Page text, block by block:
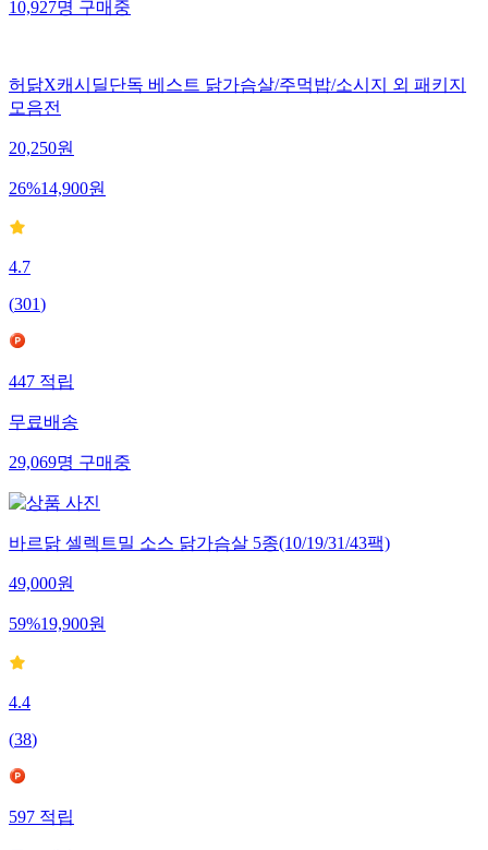
10,927명 구매중
허닭X캐시딜단독 베스트 닭가슴살/주먹밥/소시지 외 패키지
모음전
20,250원
26%14,900원
4.7
(301)
447적립
무료배송
29,069명구매중
바르닭 셀렉트밀 소스 닭가슴살 5종(10/19/31/43팩)
49,000원
59%19,900원
4.4
(38)
597적립